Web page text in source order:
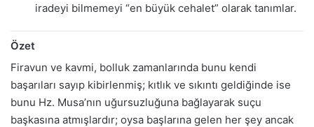
iradeyi bilmemeyi “en büyük cehalet” olarak tanımlar.
Özet
Firavun ve kavmi, bolluk zamanlarında bunu kendi
başarıları sayıp kibirlenmiş; kıtlık ve sıkıntı geldiğinde ise
bunu Hz. Musa’nın uğursuzluğuna bağlayarak suçu
başkasına atmışlardır; oysa başlarına gelen her şey ancak